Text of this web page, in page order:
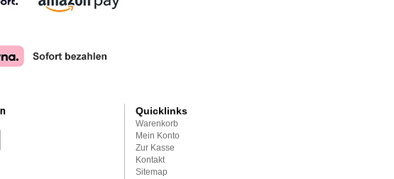
Quicklinks
Warenkorb
Mein Konto
Zur Kasse
Kontakt
Sitemap